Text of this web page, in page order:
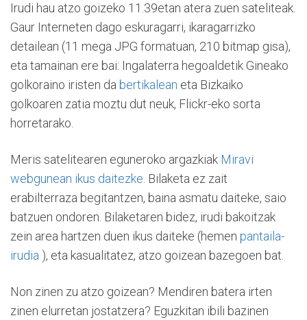
Irudi hau atzo goizeko 11.39etan atera zuen sateliteak.
Gaur Interneten dago eskuragarri, ikaragarrizko
detailean (11 mega JPG formatuan, 210 bitmap gisa),
eta tamainan ere bai: Ingalaterra hegoaldetik Gineako
golkoraino iristen da bertikalean eta Bizkaiko
golkoaren zatia moztu dut neuk, Flickr-eko sorta
horretarako.
Meris satelitearen eguneroko argazkiak Miravi
webgunean ikus daitezke. Bilaketa ez zait
erabilterraza begitantzen, baina asmatu daiteke, saio
batzuen ondoren. Bilaketaren bidez, irudi bakoitzak
zein area hartzen duen ikus daiteke (hemen pantaila-
irudia ), eta kasualitatez, atzo goizean bazegoen bat.
Non zinen zu atzo goizean? Mendiren batera irten
zinen elurretan jostatzera? Eguzkitan ibili bazinen